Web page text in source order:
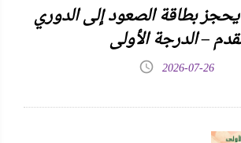
بطاقة الصعود إلى الدوري
– الدرجة الأولى
2026-07-26